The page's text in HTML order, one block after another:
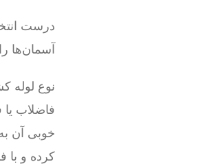
درست
آسمان‌ها
نوع لوله
فاضلاب
خوبی آن
کرده و با